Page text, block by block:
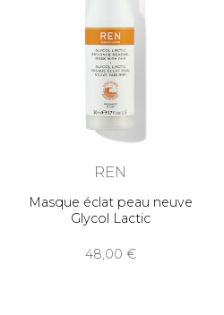
REN
Masque éclat peau neuve
Glycol Lactic
48,00